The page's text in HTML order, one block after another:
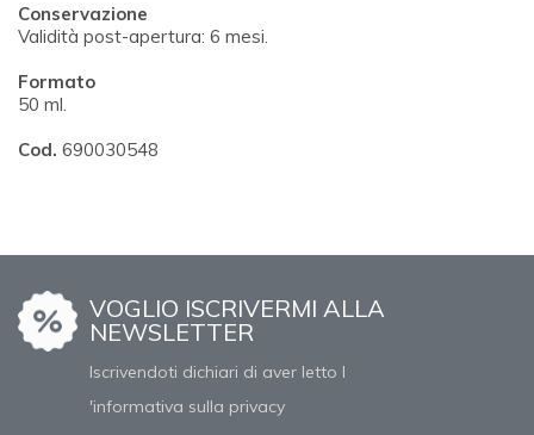
Conservazione
Validità post-apertura: 6 mesi.
Formato
50 ml.
Cod. 690030548
VOGLIO ISCRIVERMI ALLA
NEWSLETTER
Iscrivendoti dichiari di aver letto l
'informativa sulla privacy